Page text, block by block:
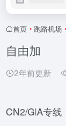
首页 • 跑路机场 •
自由加
2年前更新
CN2/GIA专线